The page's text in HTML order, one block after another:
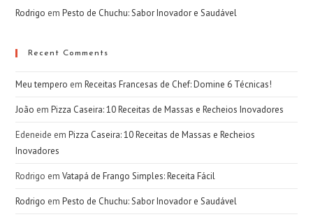
Rodrigo emPesto de Chuchu: Sabor Inovador e Saudável
Recent Comments
Meu tempero emReceitas Francesas de Chef: Domine 6 Técnicas!
João emPizza Caseira: 10 Receitas de Massas e Recheios Inovadores
Edeneide emPizza Caseira: 10 Receitas de Massas e Recheios
Inovadores
Rodrigo emVatapá de Frango Simples: Receita Fácil
Rodrigo emPesto de Chuchu: Sabor Inovador e Saudável